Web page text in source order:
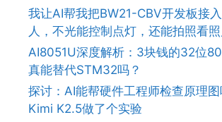
我让AI帮我把BW21-CBV开发板接
人，不光能控制点灯，还能拍照看
AI8051U深度解析：3块钱的32位
真能替代STM32吗？
探讨：AI能帮硬件工程师检查原理图
Kimi K2.5做了个实验